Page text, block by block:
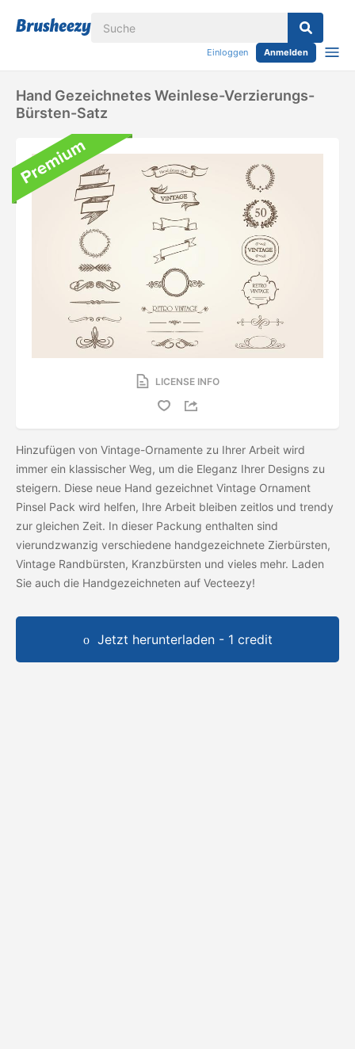
Einloggen Anmelden
Hand Gezeichnetes Weinlese-Verzierungs-
Bürsten-Satz
LICENSE INFO
Hinzufügen von Vintage-Ornamente zu Ihrer Arbeit wird
immer ein klassischer Weg, um die Eleganz Ihrer Designs zu
steigern. Diese neue Hand gezeichnet Vintage Ornament
Pinsel Pack wird helfen, Ihre Arbeit bleiben zeitlos und trendy
zur gleichen Zeit. In dieser Packung enthalten sind
vierundzwanzig verschiedene handgezeichnete Zierbürsten,
Vintage Randbürsten, Kranzbürsten und vieles mehr. Laden
Sie auch die Handgezeichneten auf Vecteezy!
Jetzt herunterladen - 1 credit